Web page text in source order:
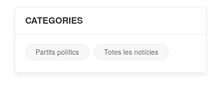
CATEGORIES
Partits polítics Totes les notícies